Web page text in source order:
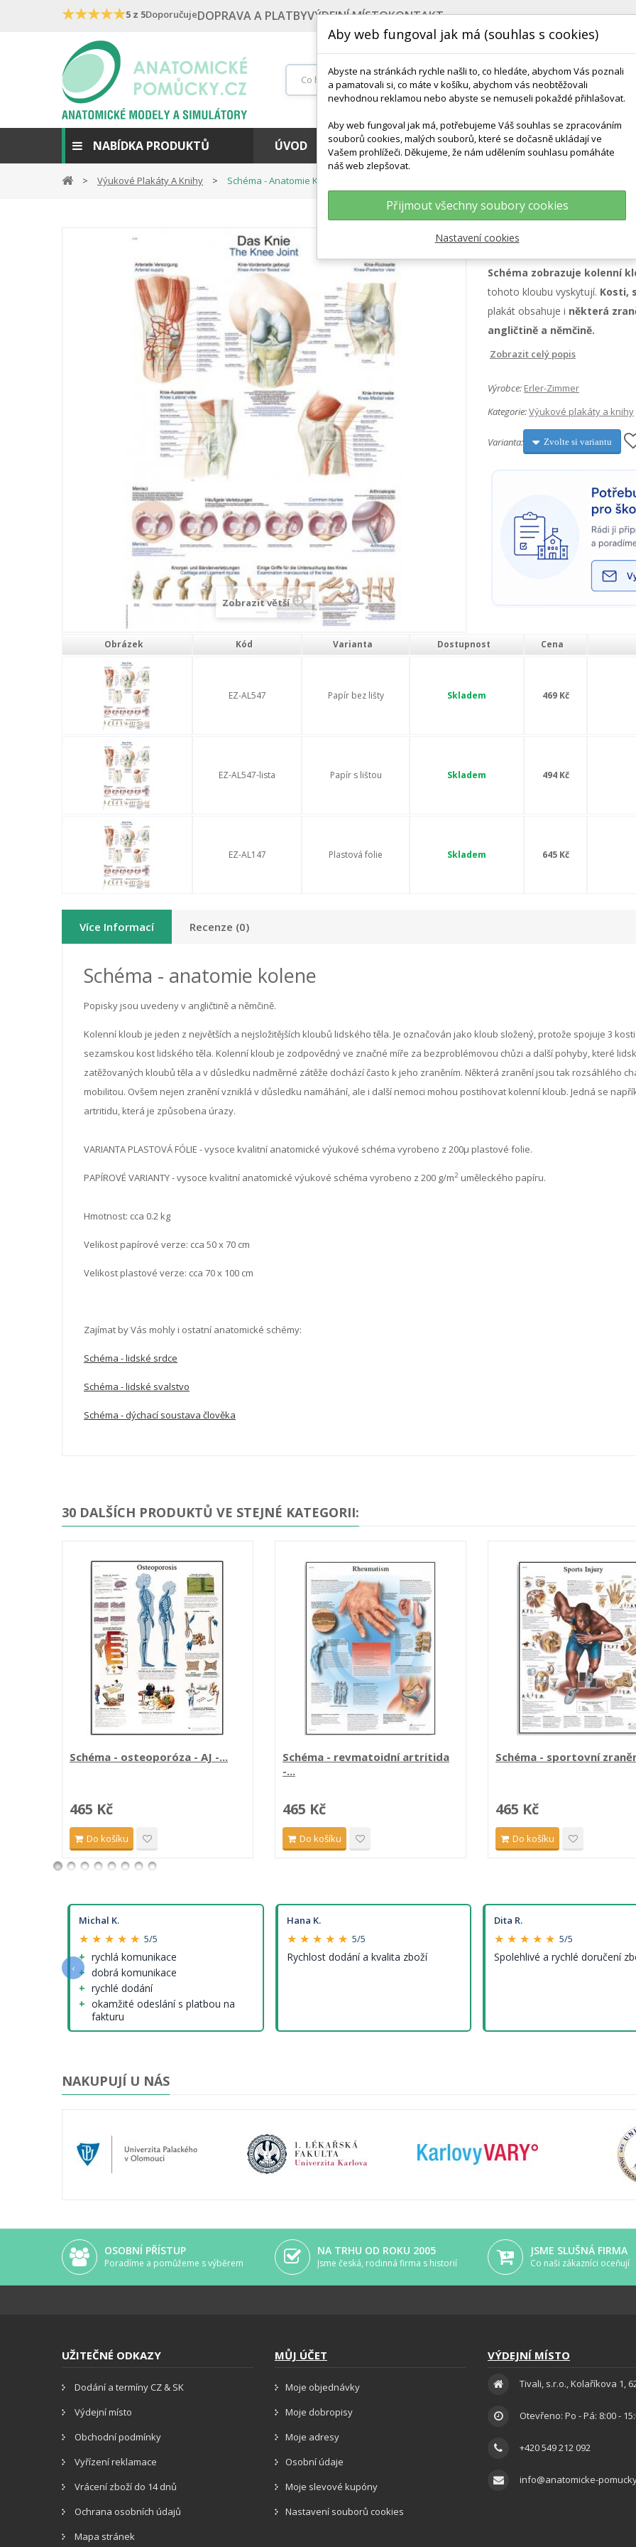
★★★★★5 z 5DoporučujeDOPRAVA A PLATBYVÝDEJNÍ MÍSTOKONTAKT
NABÍDKA PRODUKTŮ ÚVOD NEJPRODÁVANĚJŠÍ VÝCHOVA KE ZDRAVÍ
Výukové Plakáty A Knihy Schéma - Anatomie Kolene
Zobrazit větší
Schéma -
Schéma zobrazuje kolenní
tohoto kloubu vyskytují. Kosti,
plakát obsahuje i některá
angličtině a němčině.
Zobrazit celý popis
Výrobce: Erler-Zimmer
Kategorie:Výukové plakáty a knihy
Varianta: Zvolte si variantu
Obrázek Kód Varianta Dostupnost Cena
EZ-AL547 Papír bez lišty Skladem 469 Kč
EZ-AL547-lista Papír s lištou Skladem 494 Kč
EZ-AL147 Plastová folie Skladem 645 Kč
Více Informací Recenze (0)
Schéma - anatomie kolene
Popisky jsou uvedeny v angličtině a němčině.
Kolenní kloub je jeden z největších a nejsložitějších kloubů lidského těla. Je označován jako kloub složený, protože spojuje 3
sezamskou kost lidského těla. Kolenní kloub je zodpovědný ve značné míře za bezproblémovou chůzi a další pohyby, které
zatěžovaných kloubů těla a v důsledku nadměrné zátěže dochází často k jeho zraněním. Některá zranění jsou tak rozsáhlého
mobilitou. Ovšem nejen zranění vzniklá v důsledku namáhání, ale i další nemoci mohou postihovat kolenní kloub. Jedná se
artritidu, která je způsobena úrazy.
VARIANTA PLASTOVÁ FÓLIE - vysoce kvalitní anatomické výukové schéma vyrobeno z 200μ plastové folie.
PAPÍROVÉ VARIANTY - vysoce kvalitní anatomické výukové schéma vyrobeno z 200 g/m2 uměleckého papíru.
Hmotnost: cca 0.2 kg
Velikost papírové verze: cca 50 x 70 cm
Velikost plastové verze: cca 70 x 100 cm
Zajímat by Vás mohly i ostatní anatomické schémy:
Schéma - lidské srdce
Schéma - lidské svalstvo
Schéma - dýchací soustava člověka
30 DALŠÍCH PRODUKTŮ VE STEJNÉ KATEGORII:
Schéma - osteoporóza - AJ -...
465 Kč
Do košíku
Schéma - revmatoidní artritida
-...
465 Kč
Do košíku
Schéma - sportovní
465 Kč
Do košíku
Michal K.
★ ★ ★ ★ ★ 5/5
rychlá komunikace
dobrá komunikace
rychlé dodání
okamžité odeslání s platbou na
fakturu
nenalezl jsem (tedy krom cen
Hana K.
★ ★ ★ ★ ★ 5/5
Rychlost dodání a kvalita zboží
Dita R.
★ ★ ★ ★ ★ 5/5
Spolehlivé a rychlé doručení
‹
NAKUPUJÍ U NÁS
OSOBNÍ PŘÍSTUP
Poradíme a pomůžeme s výběrem
NA TRHU OD ROKU 2005
Jsme česká, rodinná firma s historií
JSME SLUŠNÁ FIRMA
Co naši zákazníci oceňují
UŽITEČNÉ ODKAZY
Dodání a termíny CZ & SK
Výdejní místo
Obchodní podmínky
Vyřízení reklamace
Vrácení zboží do 14 dnů
Ochrana osobních údajů
Mapa stránek
MŮJ ÚČET
Moje objednávky
Moje dobropisy
Moje adresy
Osobní údaje
Moje slevové kupóny
Nastavení souborů cookies
VÝDEJNÍ MÍSTO
Tivali, s.r.o., Kolaříkova 1,
Otevřeno: Po - Pá: 8:00 -
+420 549 212 092
info@anatomicke-
Aby web fungoval jak má (souhlas s cookies)
Abyste na stránkách rychle našli to, co hledáte, abychom Vás poznali
a pamatovali si, co máte v košíku, abychom vás neobtěžovali
nevhodnou reklamou nebo abyste se nemuseli pokaždé přihlašovat.
Aby web fungoval jak má, potřebujeme Váš souhlas se zpracováním
souborů cookies, malých souborů, které se dočasně ukládají ve
Vašem prohlížeči. Děkujeme, že nám udělením souhlasu pomáháte
náš web zlepšovat.
Přijmout všechny soubory cookies
Nastavení cookies